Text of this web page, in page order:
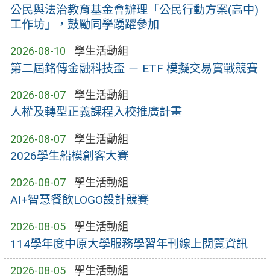
公民與法治教育基金會辦理「公民行動方案(高中)
工作坊」，鼓勵同學踴躍參加
2026-08-10 學生活動組
第二屆銘傳金融科技盃 － ETF 模擬交易實戰競賽
2026-08-07 學生活動組
人權及轉型正義課程入校推廣計畫
2026-08-07 學生活動組
2026學生船模創客大賽
2026-08-07 學生活動組
AI+智慧餐飲LOGO設計競賽
2026-08-05 學生活動組
114學年度中原大學服務學習年刊線上閱覽資訊
2026-08-05 學生活動組